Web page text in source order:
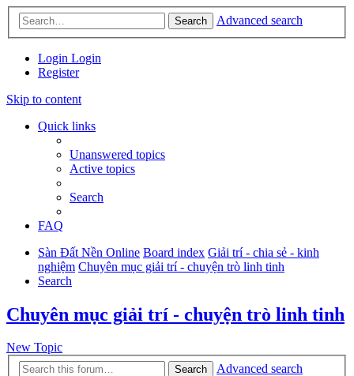
Search Advanced search
Login Login
Register
Skip to content
Quick links
Unanswered topics
Active topics
Search
FAQ
Sàn Đất Nền Online Board index Giải trí - chia sẻ - kinh
nghiệm Chuyên mục giải trí - chuyện trò linh tinh
Search
Chuyên mục giải trí - chuyện trò linh tinh
New Topic
Search
Advanced search